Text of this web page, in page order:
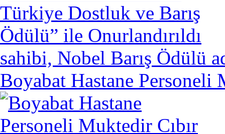
sahibi, Nobel Barış Ödülü
Boyabat Hastane Personeli